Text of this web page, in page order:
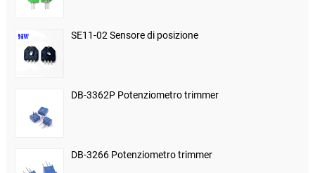
SE11-02 Sensore di posizione
DB-3362P Potenziometro trimmer
DB-3266 Potenziometro trimmer